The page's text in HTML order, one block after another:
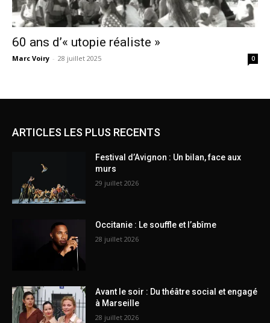
60 ans d’« utopie réaliste »
Marc Voiry - 28 juillet 2025 0
ARTICLES LES PLUS RECENTS
Festival d’Avignon : Un bilan, face aux
murs
29 juillet 2026
Occitanie : Le souffle et l’abîme
28 juillet 2026
Avant le soir : Du théâtre social et engagé
à Marseille
28 juillet 2026